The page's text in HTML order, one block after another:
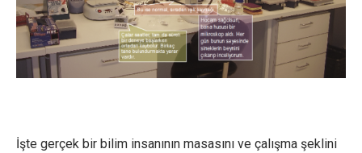
İşte gerçek bir bilim insanının masasını ve çalışma şeklini